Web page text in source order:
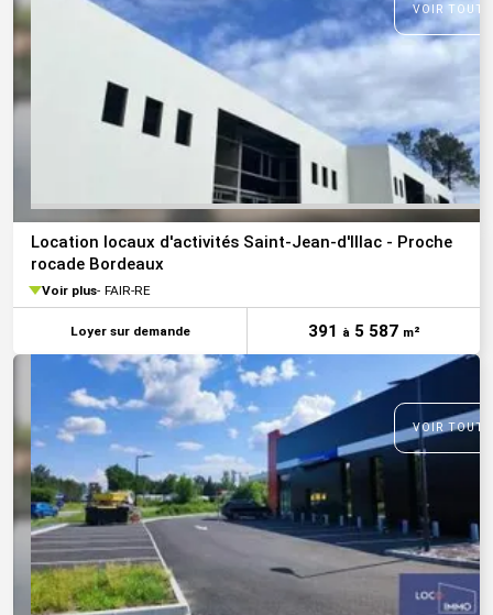
VOIR
Location locaux d'activités Saint-Jean-d'Illac - Proche
rocade Bordeaux
Voir plus FAIR-RE
Loyer sur demande 391 à5 587 m²
VOIR